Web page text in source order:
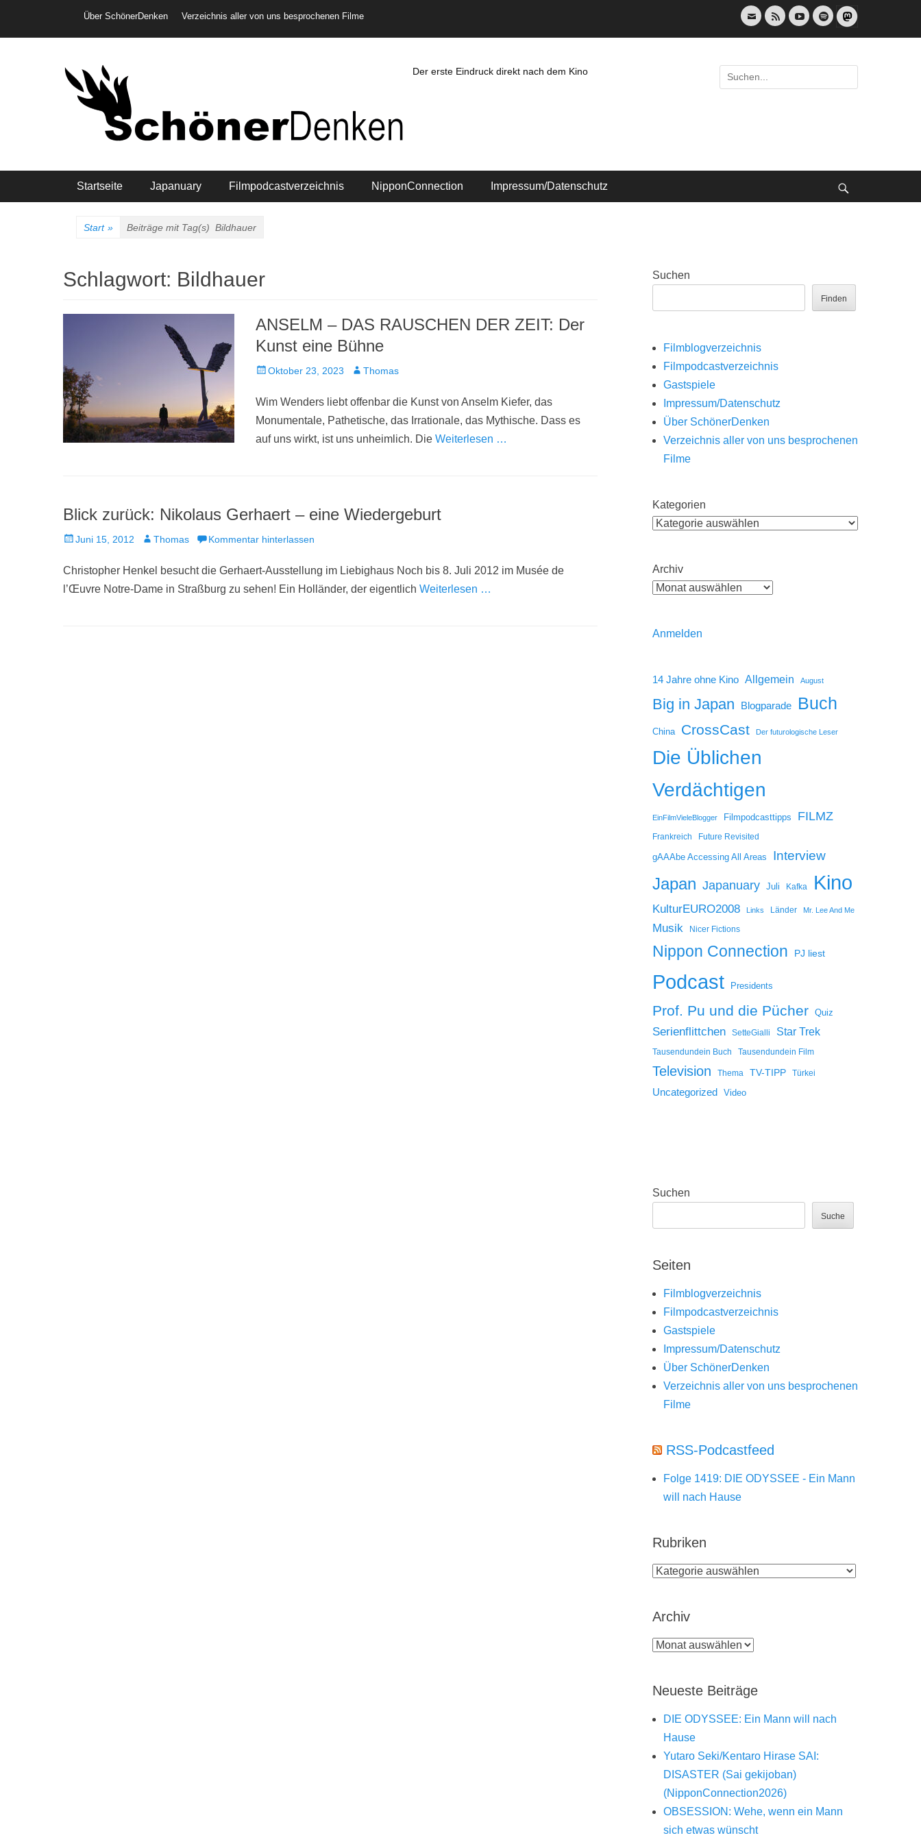
Header-Menü
Über SchönerDenken Verzeichnis aller von uns besprochenen Filme
E-
Mail
Feed YouTubeSpotify
Der erste Eindruck direkt nach dem Kino
Suche
nach:
Hauptmenü
Startseite Japanuary Filmpodcastverzeichnis NipponConnection Impressum/Datenschutz
Start » Beiträge mit Tag(s) Bildhauer
Schlagwort: Bildhauer
ANSELM – DAS RAUSCHEN DER ZEIT: Der
Kunst eine Bühne
Veröffentlicht
Oktober 23, 2023 AutorThomas
Wim Wenders liebt offenbar die Kunst von Anselm Kiefer, das
Monumentale, Pathetische, das Irrationale, das Mythische. Dass es
auf uns wirkt, ist uns unheimlich. Die Weiterlesen …
Blick zurück: Nikolaus Gerhaert – eine Wiedergeburt
Veröffentlicht
Juni 15, 2012 AutorThomas Kommentar hinterlassen
Christopher Henkel besucht die Gerhaert-Ausstellung im Liebighaus Noch bis 8. Juli 2012 im Musée de
l’Œuvre Notre-Dame in Straßburg zu sehen! Ein Holländer, der eigentlich Weiterlesen …
Suchen
Finden
Filmblogverzeichnis
Filmpodcastverzeichnis
Gastspiele
Impressum/Datenschutz
Über SchönerDenken
Verzeichnis aller von uns besprochenen
Filme
Kategorien
Archiv
Anmelden
14 Jahre ohne Kino Allgemein August
Big in Japan Blogparade Buch
China CrossCast Der futurologische Leser
Die Üblichen
Verdächtigen
EinFilmVieleBlogger Filmpodcasttipps FILMZ
Frankreich Future Revisited
gAAAbe Accessing All Areas Interview
Japan Japanuary Juli Kafka Kino
KulturEURO2008 Links Länder Mr. Lee And Me
Musik Nicer Fictions
Nippon Connection PJ liest
Podcast Presidents
Prof. Pu und die Pücher Quiz
Serienflittchen SetteGialli Star Trek
Tausendundein Buch Tausendundein Film
Television Thema TV-TIPP Türkei
Uncategorized Video
Suchen
Suche
Seiten
Filmblogverzeichnis
Filmpodcastverzeichnis
Gastspiele
Impressum/Datenschutz
Über SchönerDenken
Verzeichnis aller von uns besprochenen
Filme
RSS-Podcastfeed
Folge 1419: DIE ODYSSEE - Ein Mann
will nach Hause
Rubriken
Rubriken
Archiv
Archiv
Neueste Beiträge
DIE ODYSSEE: Ein Mann will nach
Hause
Yutaro Seki/Kentaro Hirase SAI:
DISASTER (Sai gekijoban)
(NipponConnection2026)
OBSESSION: Wehe, wenn ein Mann
sich etwas wünscht